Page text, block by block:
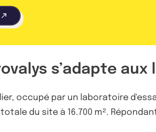
s’adapte
occupé par un laboratoire
du site à 16.700 m².